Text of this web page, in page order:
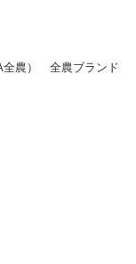
全農） 全農ブランド